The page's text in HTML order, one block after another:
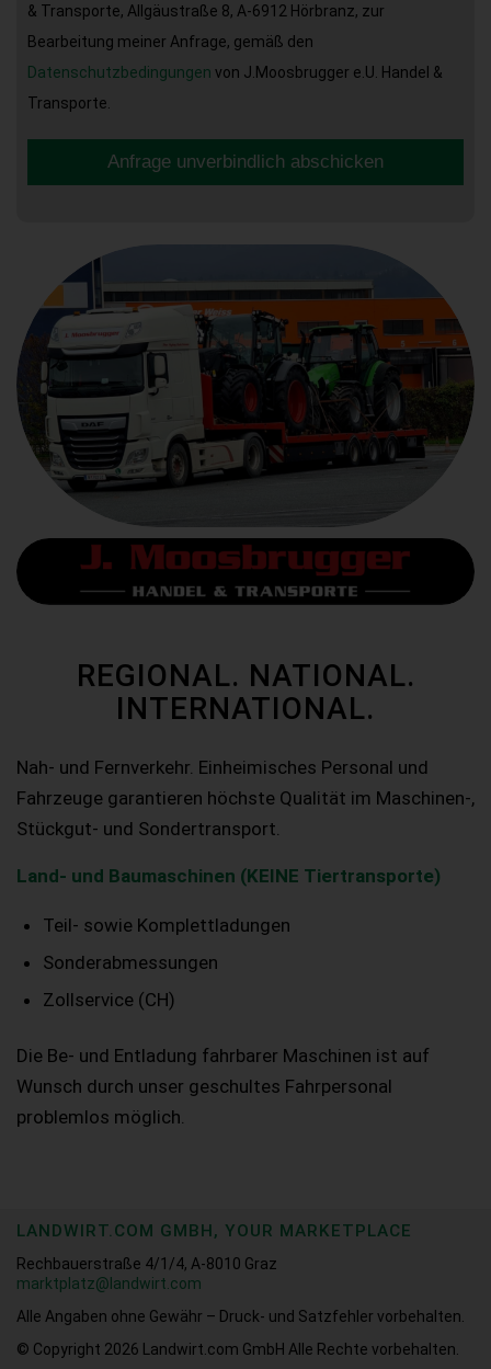
& Transporte, Allgäustraße 8, A-6912 Hörbranz, zur
Bearbeitung meiner Anfrage, gemäß den
Datenschutzbedingungen von J.Moosbrugger e.U. Handel &
Transporte.
Anfrage unverbindlich abschicken
REGIONAL. NATIONAL.
INTERNATIONAL.
Nah- und Fernverkehr. Einheimisches Personal und
Fahrzeuge garantieren höchste Qualität im Maschinen-,
Stückgut- und Sondertransport.
Land- und Baumaschinen (KEINE Tiertransporte)
Teil- sowie Komplettladungen
Sonderabmessungen
Zollservice (CH)
Die Be- und Entladung fahrbarer Maschinen ist auf
Wunsch durch unser geschultes Fahrpersonal
problemlos möglich.
LANDWIRT.COM GMBH, YOUR MARKETPLACE
Rechbauerstraße 4/1/4, A-8010 Graz
marktplatz@landwirt.com
Alle Angaben ohne Gewähr – Druck- und Satzfehler vorbehalten.
© Copyright 2026
Landwirt.com GmbH Alle Rechte vorbehalten.